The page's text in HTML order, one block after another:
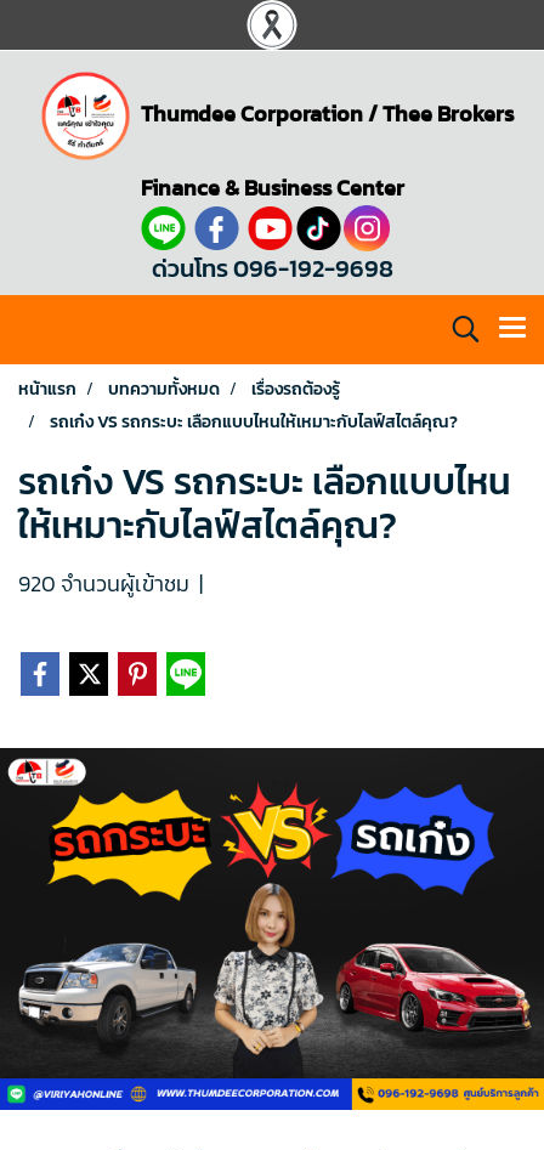
Thumdee Corporation/Thee Brokers
Finance & Business Center
ด่วนโทร 096-192-9698
หน้าแรก บทความทั้งหมด
เรื่องรถต้องรู้
รถเก๋ง VS รถกระบะ เลือกแบบไหนให้เหมาะกับไลฟ์สไตล์คุณ?
รถเก๋ง VS รถกระบะ เลือกแบบไหน
ให้เหมาะกับไลฟ์สไตล์คุณ?
920 จำนวนผู้เข้าชม |